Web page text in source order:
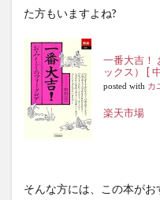
氷川
（埼
玉
県）
6.5
芝大
神宮
（東
7
た方もいますよね?
一番大吉！
ックス） [
posted with カ
楽天市場
そんな方には、この本が